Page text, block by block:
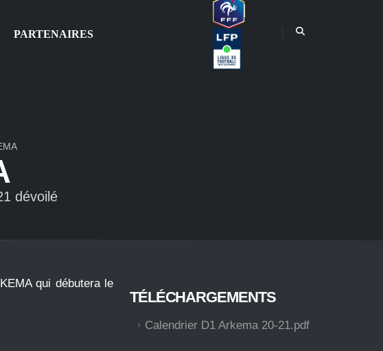
PARTENAIRES
dévoilé
qui débutera le
TÉLÉCHARGEMENTS
Calendrier D1 Arkema 20-21.pdf